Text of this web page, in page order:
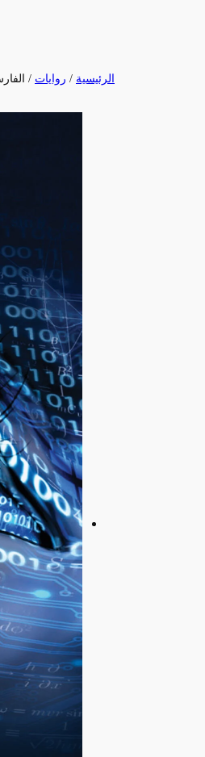
الرئيسية / روايات /